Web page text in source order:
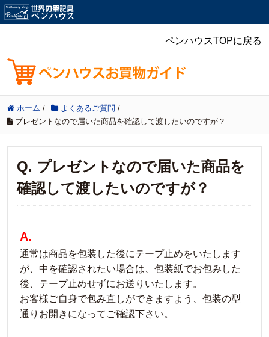
ペンハウスTOPに戻る
ホーム / よくあるご質問 /
プレゼントなので届いた商品を確認して渡したいのですが？
Q. プレゼントなので届いた商品を
確認して渡したいのですが？
A.
通常は商品を包装した後にテープ止めをいたします
が、中を確認されたい場合は、包装紙でお包みした
後、テープ止めせずにお送りいたします。
お客様ご自身で包み直しができますよう、包装の型
通りお開きになってご確認下さい。